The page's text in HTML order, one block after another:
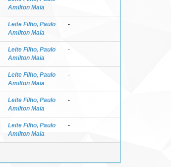
Amilton Maia
Leite Filho, Paulo
Amilton Maia
-
Leite Filho, Paulo
Amilton Maia
-
Leite Filho, Paulo
Amilton Maia
-
Leite Filho, Paulo
Amilton Maia
-
Leite Filho, Paulo
Amilton Maia
-